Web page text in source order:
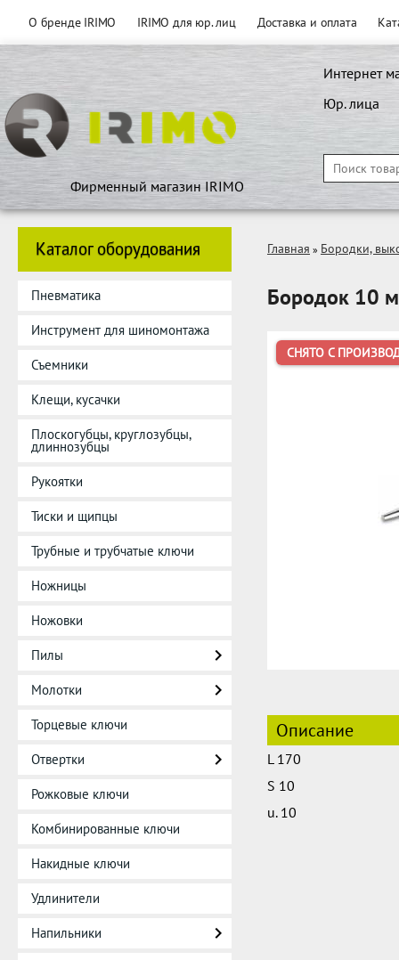
О бренде IRIMO IRIMO для юр. лиц Доставка и оплата
Фирменный магазин IRIMO
Интернет
Юр. лица
Каталог оборудования
Пневматика
Инструмент для шиномонтажа
Съемники
Клещи, кусачки
Плоскогубцы, круглозубцы,
длиннозубцы
Рукоятки
Тиски и щипцы
Трубные и трубчатые ключи
Ножницы
Ножовки
Пилы
Молотки
Торцевые ключи
Отвертки
Рожковые ключи
Комбинированные ключи
Накидные ключи
Удлинители
Напильники
Главная » Бородки,
Бородок 10
СНЯТО С
Описание
L 170
S 10
u. 10